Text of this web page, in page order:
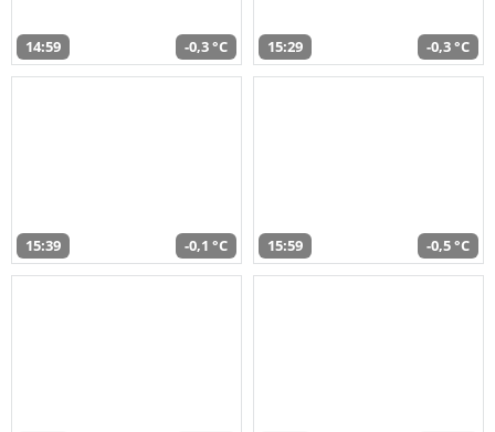
14:59 -0,3 °C 15:29 -0,3 °C
15:39 -0,1 °C 15:59 -0,5 °C